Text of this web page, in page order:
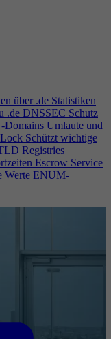
über .de Statistiken
.de DNSSEC Schutz
Domains Umlaute und
Schützt wichtige
Registries
Escrow Service
Werte ENUM-